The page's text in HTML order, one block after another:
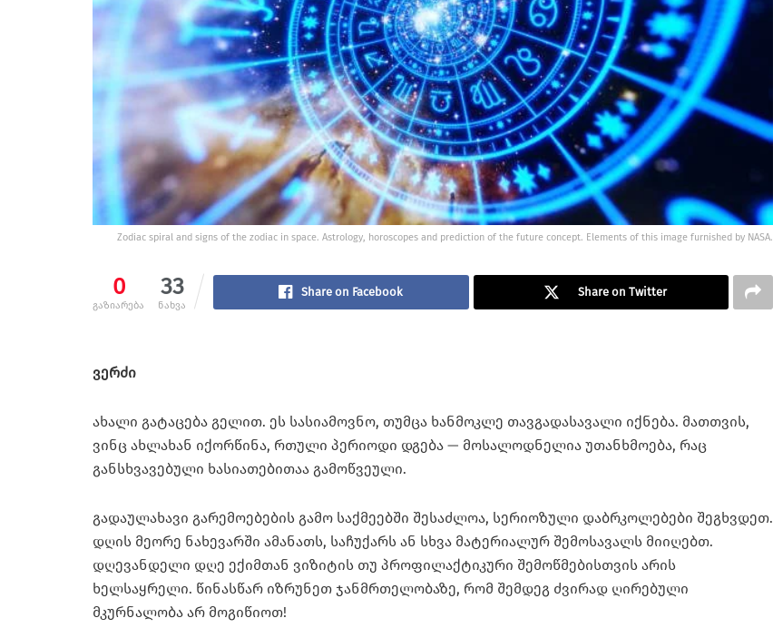
Zodiac spiral and signs of the zodiac in space. Astrology, horoscopes and prediction of the future concept. Elements of this image furnished by NASA.
0
გაზიარება
33
ნახვა
Share on Facebook Share on Twitter
ვერძი
ახალი გატაცება გელით. ეს სასიამოვნო, თუმცა ხანმოკლე თავგადასავალი იქნება. მათთვის,
ვინც ახლახან იქორწინა, რთული პერიოდი დგება — მოსალოდნელია უთანხმოება, რაც
განსხვავებული ხასიათებითაა გამოწვეული.
გადაულახავი გარემოებების გამო საქმეებში შესაძლოა, სერიოზული დაბრკოლებები შეგხვდეთ.
დღის მეორე ნახევარში ამანათს, საჩუქარს ან სხვა მატერიალურ შემოსავალს მიიღებთ.
დღევანდელი დღე ექიმთან ვიზიტის თუ პროფილაქტიკური შემოწმებისთვის არის
ხელსაყრელი. წინასწარ იზრუნეთ ჯანმრთელობაზე, რომ შემდეგ ძვირად ღირებული
მკურნალობა არ მოგიწიოთ!